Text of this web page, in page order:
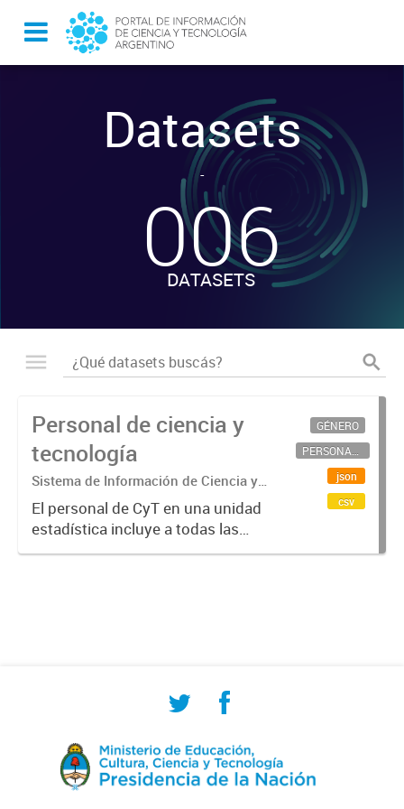
Datasets
-
006
DATASETS
Personal de ciencia y
tecnología
Sistema de Información de Ciencia y
Tecnología Argentino (SICYTAR)
El personal de CyT en una unidad
estadística incluye a todas las
personas involucradas
GÉNERO
PERSONAL CIENTÍFICO-TECNOLÓGICO
json
csv